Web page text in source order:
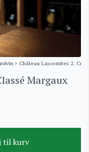
> Château Lascombes 2. Cru
Margaux
til kurv